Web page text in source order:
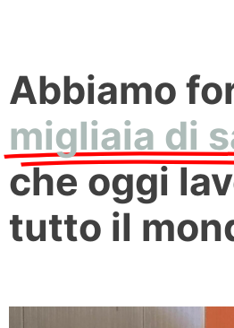
Abbiamo
migliaia di
che oggi
tutto il